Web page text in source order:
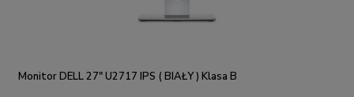
Monitor DELL 27" U2717 IPS ( BIAŁY ) Klasa B